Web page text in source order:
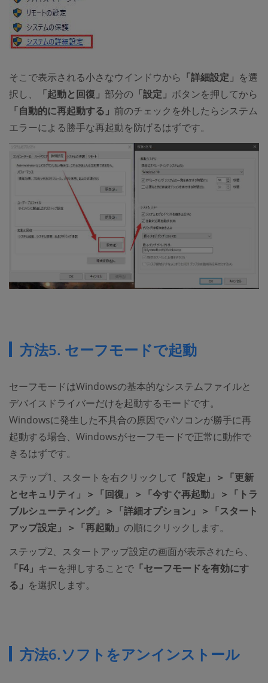
そこで表示される小さなウインドウから 「詳細設定」 を選
択し、
「起動と回復」 部分の 「設定」 ボタンを押してから
「自動的に再起動する」 前のチェックを外したらシステム
エラーによる勝手な再起動を防げるはずです。
方法5. セーフモードで起動
セーフモードはWindowsの基本的なシステムファイルと
デバイスドライバーだけを起動するモードです。
Windowsに発生した不具合の原因でパソコンが勝手に再
起動する場合、Windowsがセーフモードで正常に動作で
きるはずです。
ステップ1、スタートを右クリックして 「設定」＞「更新
とセキュリティ」＞「回復」＞「今すぐ再起動」＞「トラ
ブルシューティング」＞「詳細オプション」＞「スタート
アップ設定」＞「再起動」 の順にクリックします。
ステップ2、スタートアップ設定の画面が表示されたら、
「F4」 キーを押しすることで 「セーフモードを有効にす
る」 を選択します。
方法6.ソフトをアンインストール